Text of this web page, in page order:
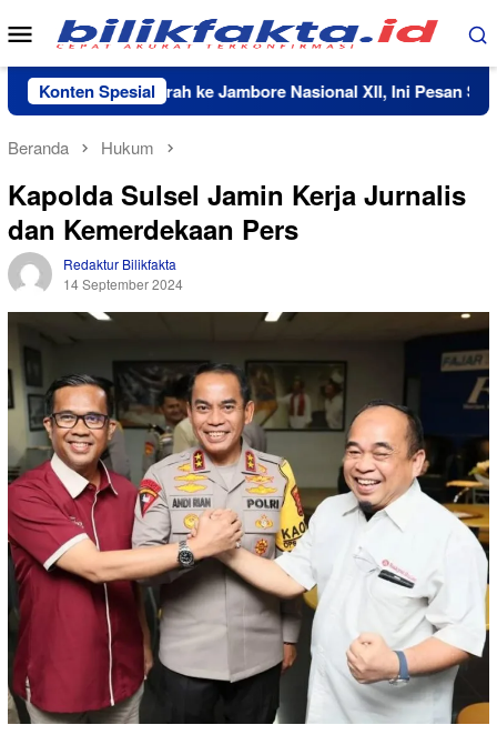
Loncat
ke
konten
Menu
Mobile
Konten Spesial
Nama Daerah ke Jambore Nasional XII, Ini Pesan Sekda
Beranda Hukum
Kapolda Sulsel Jamin Kerja Jurnalis
dan Kemerdekaan Pers
Redaktur Bilikfakta
14 September 2024